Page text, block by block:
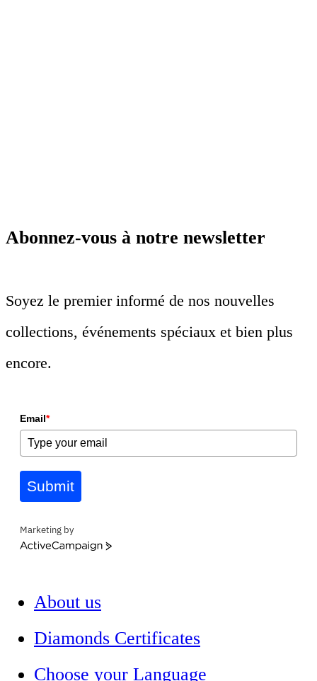
Abonnez-vous à notre newsletter
Soyez le premier informé de nos nouvelles
collections, événements spéciaux et bien plus
encore.
Email*
Submit
Marketing by
ActiveCampaign
About us
Diamonds Certificates
Choose your Language